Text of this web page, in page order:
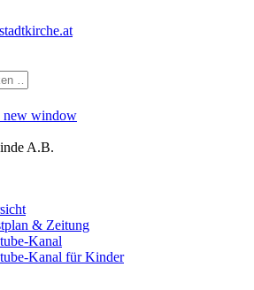
new window
A.B.
& Zeitung
Kanal
Kanal für Kinder